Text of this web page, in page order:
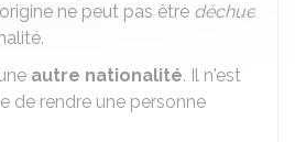
ne peut pas être déchue
autre nationalité. Il n'est
de rendre une personne